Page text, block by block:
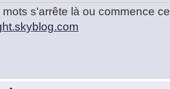
s'arrête là ou commence